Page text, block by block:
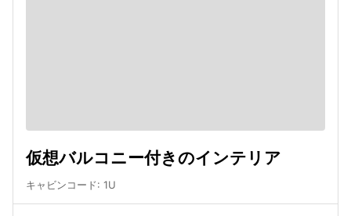
仮想バルコニー付きのインテリア
キャビンコード: 1U